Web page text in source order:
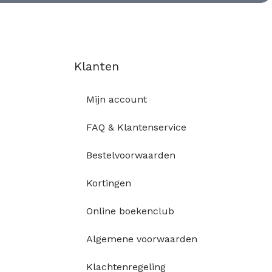
Klanten
Mijn account
FAQ & Klantenservice
Bestelvoorwaarden
Kortingen
Online boekenclub
Algemene voorwaarden
Klachtenregeling